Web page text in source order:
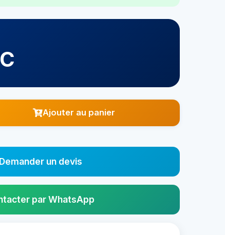
Ajouter au panier
Demander un devis
par WhatsApp